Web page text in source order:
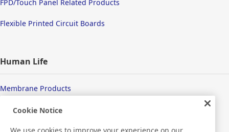
FPD/Touch Panel Related Products
Flexible Printed Circuit Boards
Human Life
Membrane Products
Medical Products
Cookie Notice